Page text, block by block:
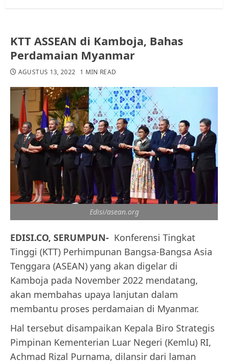
KTT ASSEAN di Kamboja, Bahas
Perdamaian Myanmar
AGUSTUS 13, 2022 1 MIN READ
Edisi/asean.org
EDISI.CO, SERUMPUN- Konferensi Tingkat
Tinggi (KTT) Perhimpunan Bangsa-Bangsa Asia
Tenggara (ASEAN) yang akan digelar di
Kamboja pada November 2022 mendatang,
akan membahas upaya lanjutan dalam
membantu proses perdamaian di Myanmar.
Hal tersebut disampaikan Kepala Biro Strategis
Pimpinan Kementerian Luar Negeri (Kemlu) RI,
Achmad Rizal Purnama, dilansir dari laman